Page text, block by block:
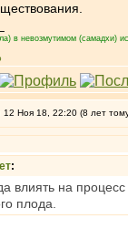
в невозмутимом (самадхи)
Ноя 18, 22:20 (8 лет
:
влиять на
плода.